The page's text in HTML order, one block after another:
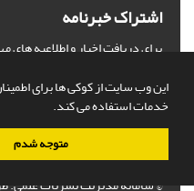
این وب سایت از کوکی ها برای
خدمات استفاده می کند.
متوجه شدم
اشتراک خبرنامه
برای دریافت اخبار و اطلاعیه
© سامانه مدیریت نشریات علمی.